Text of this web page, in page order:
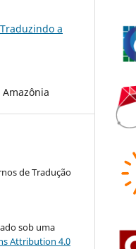
a
de Tradução
sob uma
Attribution 4.0